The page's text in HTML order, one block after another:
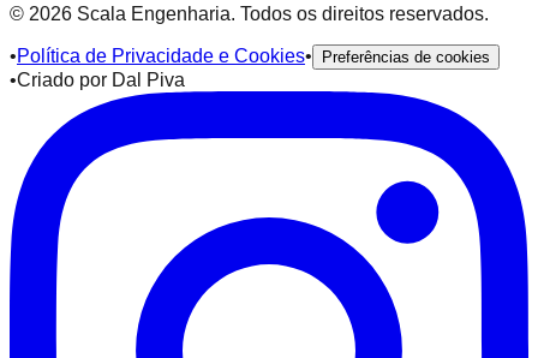
© 2026 Scala Engenharia. Todos os direitos reservados.
•Política de Privacidade e Cookies• Preferências de cookies
•Criado por Dal Piva